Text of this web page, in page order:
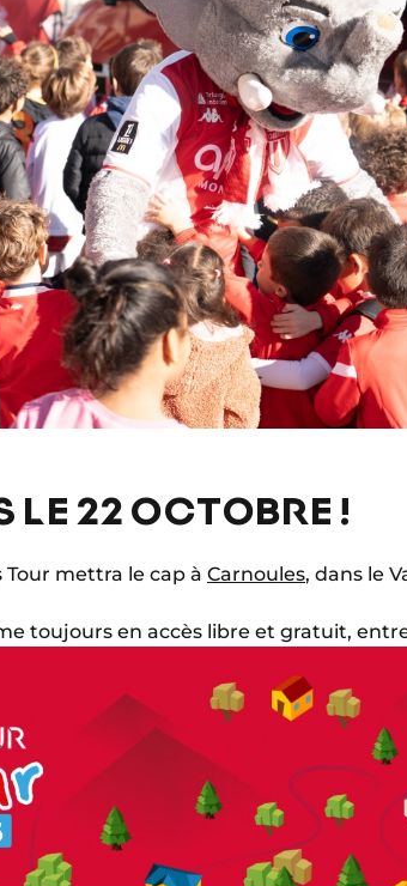
LE 22 OCTOBRE !
Tour mettra le cap à Carnoules, dans le
toujours en accès libre et gratuit, entre